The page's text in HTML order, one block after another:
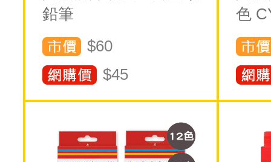
鉛筆
$60
$45
色